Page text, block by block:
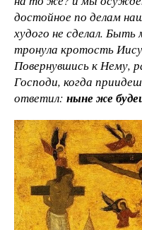
достойное по делам
худого не сделал.
тронула кротость
Повернувшись к Нему,
Господи, когда
ответил: ныне же